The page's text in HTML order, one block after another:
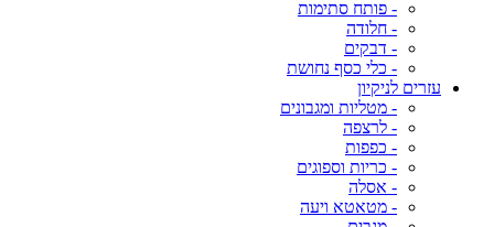
- פותח סתימות
- חלודה
- דבקים
- כלי כסף נחושת
עזרים לניקיון
- מטליות ומגבונים
- לרצפה
- כפפות
- כריות וספוגים
- אסלה
- מטאטא ויעה